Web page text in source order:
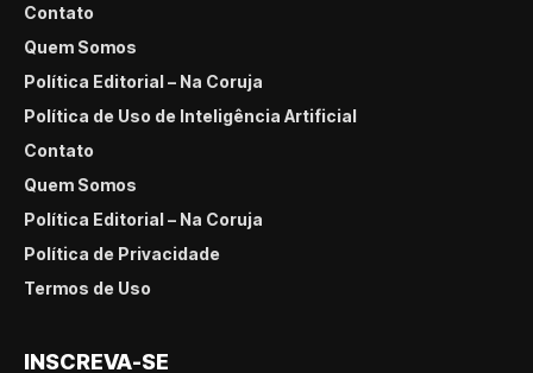
Contato
Quem Somos
Política Editorial – Na Coruja
Política de Uso de Inteligência Artificial
Contato
Quem Somos
Política Editorial – Na Coruja
Política de Privacidade
Termos de Uso
INSCREVA-SE